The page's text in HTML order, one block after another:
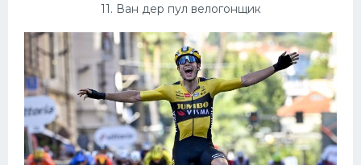
11. Ван дер пул велогонщик